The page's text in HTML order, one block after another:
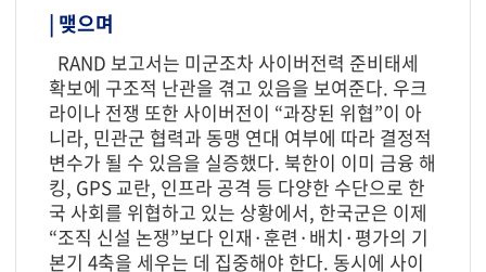
| 맺으며
RAND 보고서는 미군조차 사이버전력 준비태세
확보에 구조적 난관을 겪고 있음을 보여준다. 우크
라이나 전쟁 또한 사이버전이 “과장된 위협”이 아
니라, 민관군 협력과 동맹 연대 여부에 따라 결정적
변수가 될 수 있음을 실증했다. 북한이 이미 금융 해
킹, GPS 교란, 인프라 공격 등 다양한 수단으로 한
국 사회를 위협하고 있는 상황에서, 한국군은 이제
“조직 신설 논쟁”보다 인재·훈련·배치·평가의 기
본기 4축을 세우는 데 집중해야 한다. 동시에 사이